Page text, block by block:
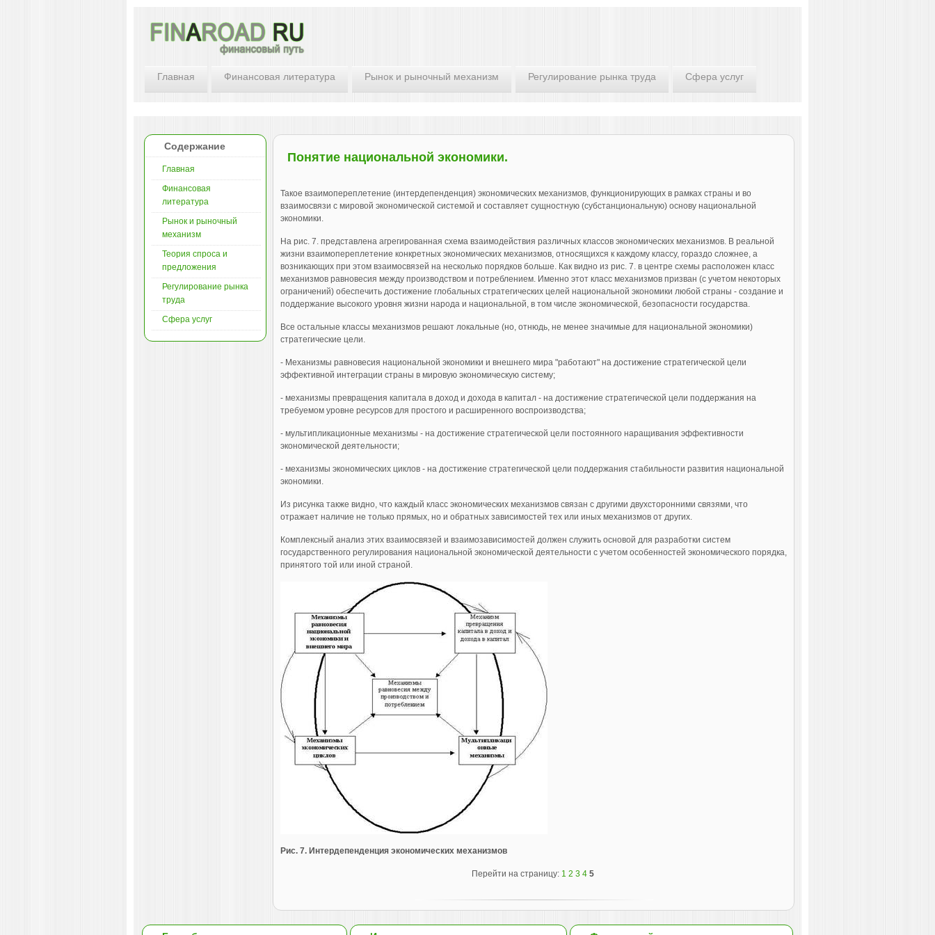
Главная Финансовая литература Рынок и рыночный механизм Регулирование рынка труда Сфера услуг
Понятие национальной экономики.
Такое взаимопереплетение (интердепенденция) экономических механизмов, функционирующих в рамках страны и во
взаимосвязи с мировой экономической системой и составляет сущностную (субстанциональную) основу национальной
экономики.
На рис. 7. представлена агрегированная схема взаимодействия различных классов экономических механизмов. В реальной
жизни взаимопереплетение конкретных экономических механизмов, относящихся к каждому классу, гораздо сложнее, а
возникающих при этом взаимосвязей на несколько порядков больше. Как видно из рис. 7. в центре схемы расположен класс
механизмов равновесия между производством и потреблением. Именно этот класс механизмов призван (с учетом некоторых
ограничений) обеспечить достижение глобальных стратегических целей национальной экономики любой страны - создание и
поддержание высокого уровня жизни народа и национальной, в том числе экономической, безопасности государства.
Все остальные классы механизмов решают локальные (но, отнюдь, не менее значимые для национальной экономики)
стратегические цели.
- Механизмы равновесия национальной экономики и внешнего мира "работают" на достижение стратегической цели
эффективной интеграции страны в мировую экономическую систему;
- механизмы превращения капитала в доход и дохода в капитал - на достижение стратегической цели поддержания на
требуемом уровне ресурсов для простого и расширенного воспроизводства;
- мультипликационные механизмы - на достижение стратегической цели постоянного наращивания эффективности
экономической деятельности;
- механизмы экономических циклов - на достижение стратегической цели поддержания стабильности развития национальной
экономики.
Из рисунка также видно, что каждый класс экономических механизмов связан с другими двухсторонними связями, что
отражает наличие не только прямых, но и обратных зависимостей тех или иных механизмов от других.
Комплексный анализ этих взаимосвязей и взаимозависимостей должен служить основой для разработки систем
государственного регулирования национальной экономической деятельности с учетом особенностей экономического порядка,
принятого той или иной страной.
Рис. 7. Интердепенденция экономических механизмов
Перейти на страницу: 1 2 3 4 5
Содержание
Главная
Финансовая
литература
Рынок и рыночный
механизм
Теория спроса и
предложения
Регулирование рынка
труда
Сфера услуг